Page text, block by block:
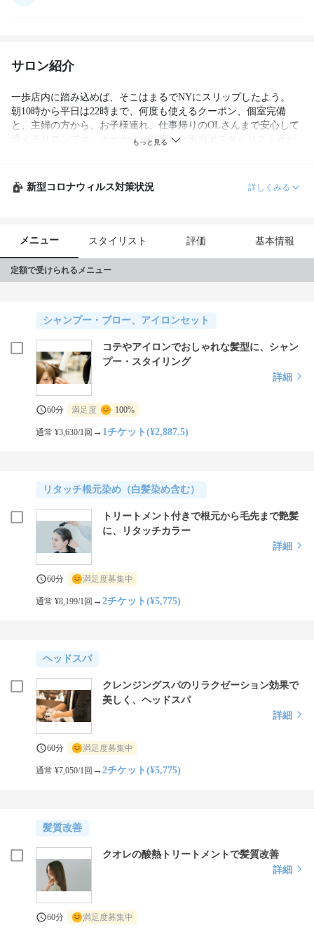
サロン紹介
一歩店内に踏み込めば、そこはまるでNYにスリップしたよう。
朝10時から平日は22時まで、何度も使えるクーポン、個室完備
と、主婦の方から、お子様連れ、仕事帰りのOLさんまで安心して
通えるサロンです。オーナーが厳選した実力派スタイリスト達が
新型コロナウィルス対策状況
詳しくみる
メニュー スタイリスト 評価 基本情報
定額で受けられるメニュー
シャンプー・ブロー、アイロンセット
コテやアイロンでおしゃれな髪型に、シャン
プー・スタイリング
詳細
60分 満足度 100%
通常 ¥3,630/1回 → 1チケット(¥2,887.5)
リタッチ根元染め（白髪染め含む）
トリートメント付きで根元から毛先まで艶髪
に、リタッチカラー
詳細
60分 満足度募集中
通常 ¥8,199/1回 →2チケット(¥5,775)
ヘッドスパ
クレンジングスパのリラクゼーション効果で
美しく、ヘッドスパ
詳細
60分 満足度募集中
通常 ¥7,050/1回 →2チケット(¥5,775)
髪質改善
クオレの酸熱トリートメントで髪質改善
詳細
60分 満足度募集中